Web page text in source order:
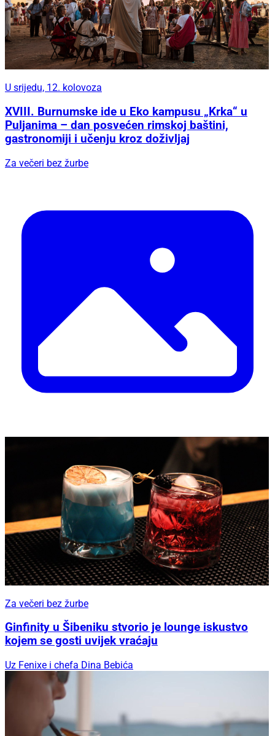
U srijedu, 12. kolovoza
XVIII. Burnumske ide u Eko kampusu „Krka“ u
Puljanima – dan posvećen rimskoj baštini,
gastronomiji i učenju kroz doživljaj
Za večeri bez žurbe
Za večeri bez žurbe
Ginfinity u Šibeniku stvorio je lounge iskustvo
kojem se gosti uvijek vraćaju
Uz Fenixe i chefa Dina Bebića